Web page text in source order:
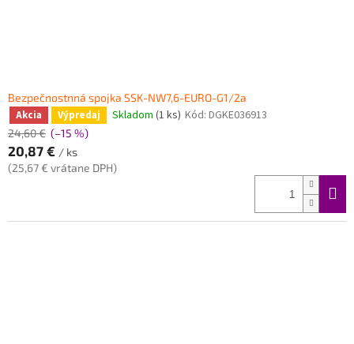
Bezpečnostnná spojka SSK-NW7,6-EURO-G1/2a
Akcia Výpredaj Skladom (1 ks) Kód: DGKE036913
24,60 € (–15 %)
20,87 € / ks
(25,67 € vrátane DPH)